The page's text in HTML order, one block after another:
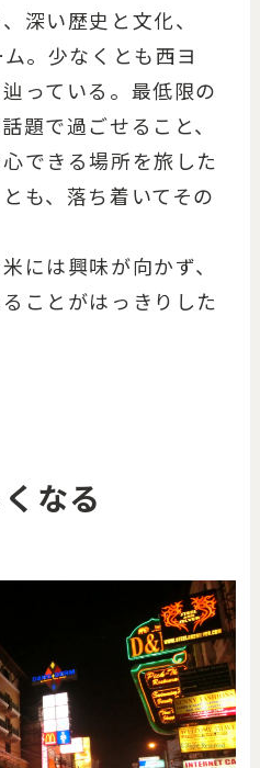
深い歴史と文化、
。少なくとも西ヨ
っている。最低限の
題で過ごせること、
できる場所を旅した
も、落ち着いてその
には興味が向かず、
ことがはっきりした
なる